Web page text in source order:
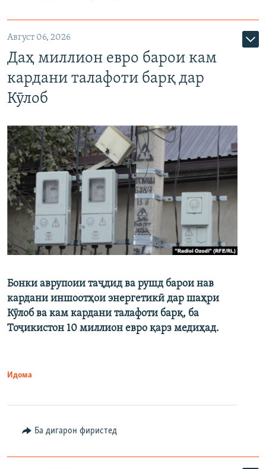
Август 06, 2026
Даҳ миллион евро барои кам
кардани талафоти барқ дар
Кӯлоб
Бонки аврупоии таҷдид ва рушд барои нав
кардани иншоотҳои энергетикӣ дар шаҳри
Кӯлоб ва кам кардани талафоти барқ, ба
Тоҷикистон 10 миллион евро қарз медиҳад.
Идома
Ба дигарон фиристед